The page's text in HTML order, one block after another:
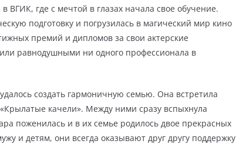
где с мечтой в глазах начала свое обучение.
подготовку и погрузилась в магический мир кино
премий и дипломов за свои актерские
равнодушными ни одного профессионала в
создать гармоничную семью. Она встретила
качели». Между ними сразу вспыхнула
поженилась и в их семье родилось двое прекрасных
и детям, они всегда оказывают друг другу поддержку